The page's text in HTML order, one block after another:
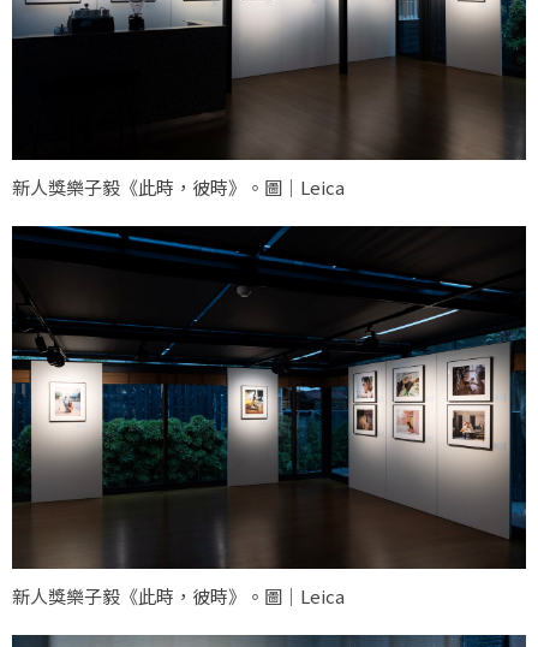
新人獎樂子毅《此時，彼時》。圖｜Leica
新人獎樂子毅《此時，彼時》。圖｜Leica